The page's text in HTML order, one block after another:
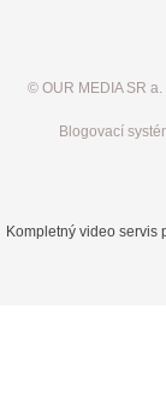
© OUR MEDIA SR
Blogovací
Kompletný video servis